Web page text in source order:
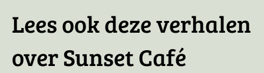
Lees ook deze verhalen
over Sunset Café